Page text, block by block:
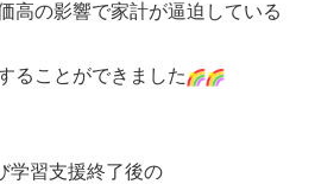
高の影響で家計が逼迫している
ることができました
学習支援終了後の